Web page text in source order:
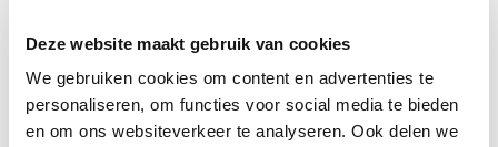
Deze website maakt gebruik van cookies
We gebruiken cookies om content en advertenties te
personaliseren, om functies voor social media te bieden
en om ons websiteverkeer te analyseren. Ook delen we
1615-inch-025.40 Taper-Bush INCH 1615-1"
Info Stuks
-